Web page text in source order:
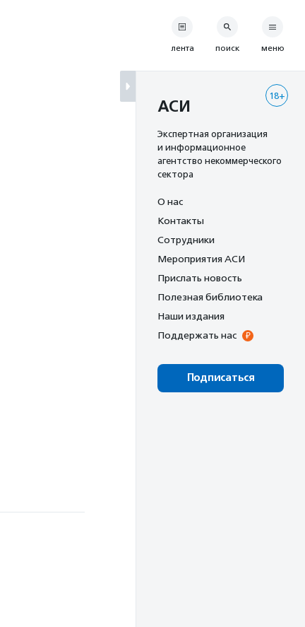
лента поиск меню
18+
АСИ
Экспертная организация
и информационное
агентство некоммерческого
сектора
О нас
Контакты
Сотрудники
Мероприятия АСИ
Прислать новость
Полезная библиотека
Наши издания
Поддержать нас
Подписаться